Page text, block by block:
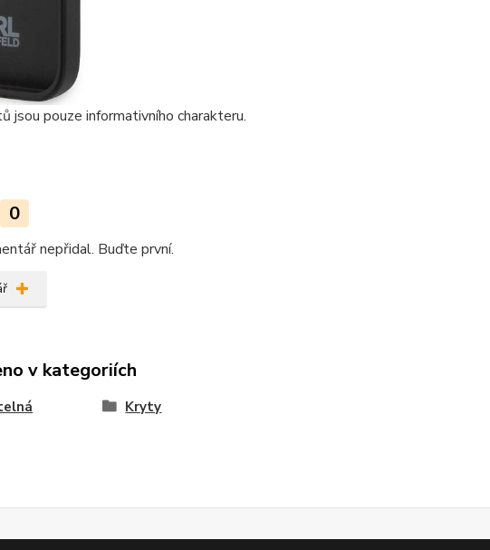
jsou pouze informativního charakteru.
0
nepřidal. Buďte první.
v kategoriích
Kryty